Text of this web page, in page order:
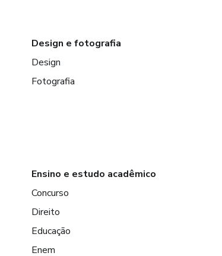
Design e fotografia
Design
Fotografia
Ensino e estudo acadêmico
Concurso
Direito
Educação
Enem